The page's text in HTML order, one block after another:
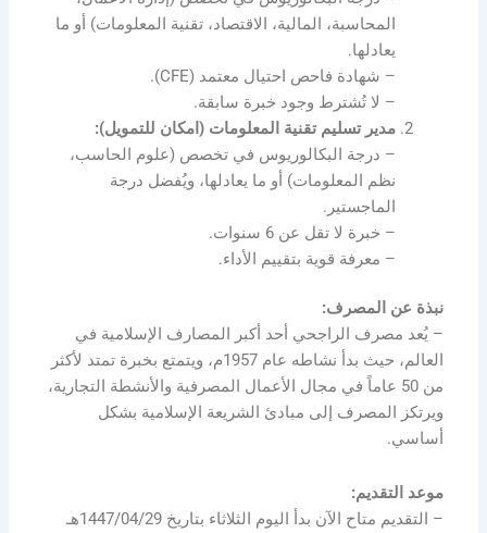
المحاسبة، المالية، الاقتصاد، تقنية المعلومات) أو ما
يعادلها.
– شهادة فاحص احتيال معتمد (CFE).
– لا تُشترط وجود خبرة سابقة.
مدير تسليم تقنية المعلومات (امكان للتمويل):
– درجة البكالوريوس في تخصص (علوم الحاسب،
نظم المعلومات) أو ما يعادلها، ويُفضل درجة
الماجستير.
– خبرة لا تقل عن 6 سنوات.
– معرفة قوية بتقييم الأداء.
نبذة عن المصرف:
– يُعد مصرف الراجحي أحد أكبر المصارف الإسلامية في
العالم، حيث بدأ نشاطه عام 1957م، ويتمتع بخبرة تمتد لأكثر
من 50 عاماً في مجال الأعمال المصرفية والأنشطة التجارية،
ويرتكز المصرف إلى مبادئ الشريعة الإسلامية بشكل
أساسي.
موعد التقديم:
– التقديم متاح الآن بدأ اليوم الثلاثاء بتاريخ 1447/04/29هـ